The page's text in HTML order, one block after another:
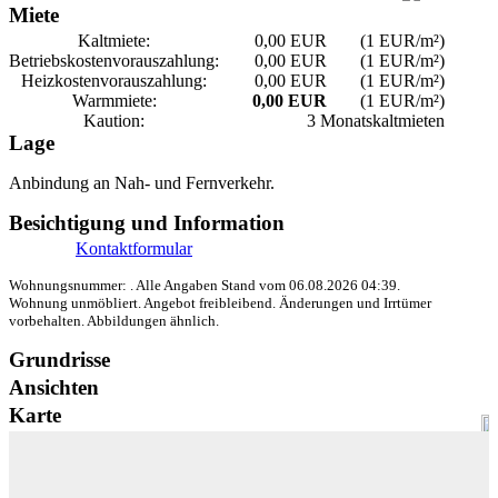
Miete
Kaltmiete: 0,00 EUR
(1 EUR/m²)
Betriebskosten­vorauszahlung:
0,00 EUR
(1 EUR/m²)
Heizkosten­vorauszahlung:
0,00 EUR
(1 EUR/m²)
Warmmiete:
0,00 EUR
(1 EUR/m²)
Kaution:
3 Monatskaltmieten
Lage
Anbindung an Nah- und Fernverkehr.
Besichtigung und Information
Kontaktformular
Wohnungsnummer: . Alle Angaben Stand vom 06.08.2026 04:39.
Wohnung unmöbliert. Angebot freibleibend. Änderungen und Irrtümer
vorbehalten. Abbildungen ähnlich.
Grundrisse
Ansichten
Karte